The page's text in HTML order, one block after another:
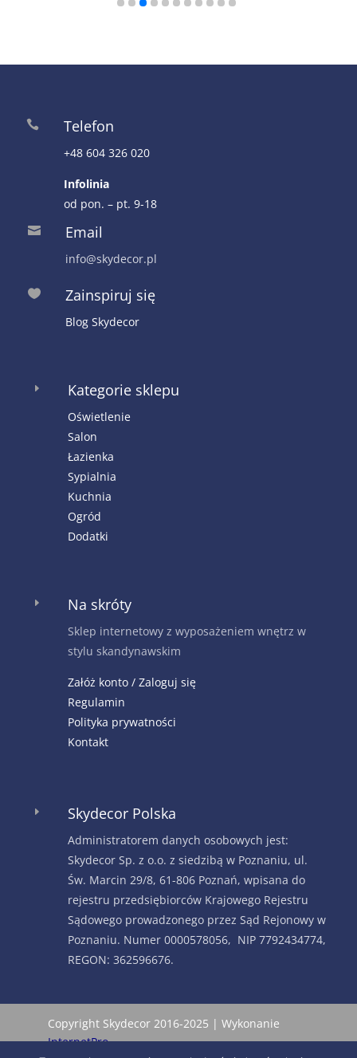
 Telefon
+48 604 326 020
Infolinia
od pon. – pt. 9-18
 Email
info@skydecor.pl
 Zainspiruj się
Blog Skydecor
E Kategorie sklepu
Oświetlenie
Salon
Łazienka
Sypialnia
Kuchnia
Ogród
Dodatki
E Na skróty
Sklep internetowy z wyposażeniem wnętrz w
stylu skandynawskim
Załóż konto / Zaloguj się
Regulamin
Polityka prywatności
Kontakt
E Skydecor Polska
Administratorem danych osobowych jest:
Skydecor Sp. z o.o. z siedzibą w Poznaniu, ul.
Św. Marcin 29/8, 61-806 Poznań, wpisana do
rejestru przedsiębiorców Krajowego Rejestru
Sądowego prowadzonego przez Sąd Rejonowy w
Poznaniu. Numer 0000578056, NIP 7792434774,
REGON: 362596676.
Copyright Skydecor 2016-2025 | Wykonanie
InternetPro